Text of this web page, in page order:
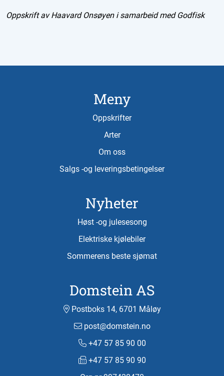
Oppskrift av Haavard Onsøyen i samarbeid med Godfisk
Meny
Oppskrifter
Arter
Om oss
Salgs -og leveringsbetingelser
Nyheter
Høst -og julesesong
Elektriske kjølebiler
Sommerens beste sjømat
Domstein AS
Postboks 14, 6701 Måløy
post@domstein.no
+47 57 85 90 00
+47 57 85 90 90